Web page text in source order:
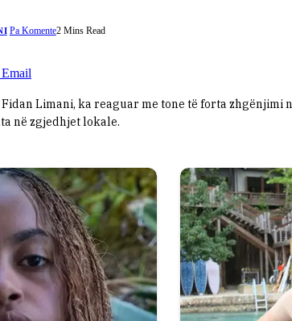
Pa Komente2 Mins Read
Email
Limani, ka reaguar me tone të forta
në zgjedhjet lokale.